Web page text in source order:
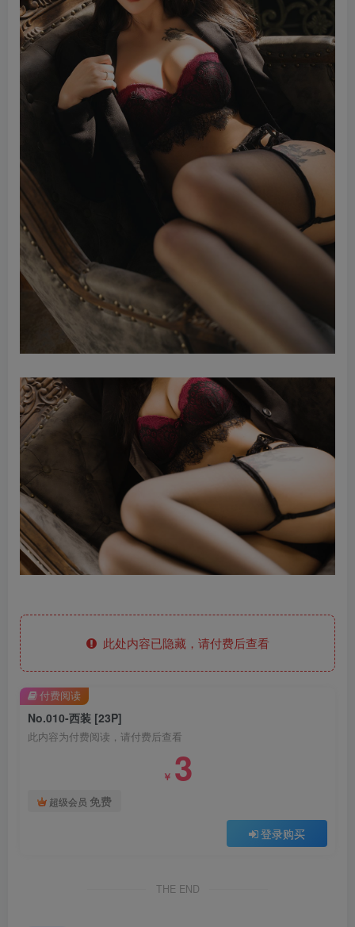
此处内容已隐藏，请付费后查看
No.010-西装 [23P]
此内容为付费阅读，请付费后查看
￥ 3
超级会员 免费
登录购买
付费阅读
THE END